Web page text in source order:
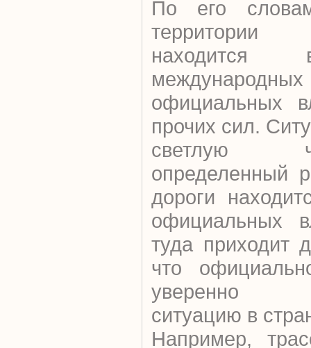
По его
находится
официальных
прочих сил.
светлую
определенный
дороги
официальных
туда приходит
что
уверенно
ситуацию в
Например,